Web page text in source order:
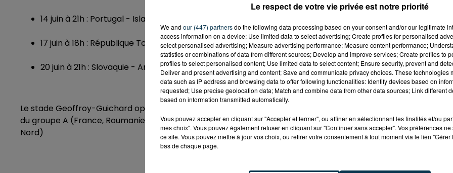
14 juin à 21h : Portugal - Islande (groupe F)
17 juin à 18h : République Tchèque - Croatie (groupe D)
20 juin à 21h : Slovaquie - Angleterre (groupe B)
Le stade Geoffroy-Guichard opposera, enfin,
du groupe A (France, Roumanie, Suisse, Albanie) au 2ème du groupe C (Pologne, Allemagne, Ukraine, Irlande
Nord)
Le respect de votre vie privée est notre priorité
We and our (447) partnersdo the following data processing based on your consent and/or our legitimate
access information on a device; Use limited data to select advertising; Create profiles for personalised
select personalised advertising; Measure advertising performance; Measure content performance;
statistics or combinations of data from different sources; Develop and improve services; Create profiles to
profiles to select personalised content; Use limited data to select content; Ensure security, prevent and
Deliver and present advertising and content; Save and communicate privacy choices. These technologies
data such as IP address and browsing data to offer following functionalities: Identify devices based on
requested; Use precise geolocation data; Match and combine data from other data sources; Link different
based on information transmitted automatically.
Vous pouvez accepter en cliquant sur "Accepter et fermer", ou affiner en sélectionnant les finalités et/ou
mes choix". Vous pouvez également refuser en cliquant sur "Continuer sans accepter". Vos préférences
ce site. Vous pouvez mettre à jour vos choix, ou retirer votre consentement à tout moment via le lien
bas de chaque page.